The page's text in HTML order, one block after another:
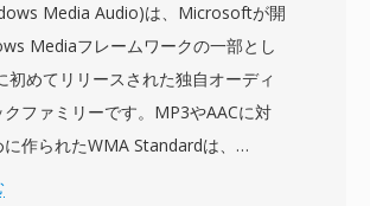
化を組み合わせてオーディオをエンコ
的に豊かなサウンドフィールドを生
拡張バリアントのDTS-HD Master
ビット/192 kHzまでのビットパーフ
のためのロスレス拡張レイヤーを追
な強みには、AVレシーバー、ゲー
Media Audio)は、Microsoftが開
Mediaフレームワークの一部とし
初めてリリースされた独自オーディ
クファミリーです。MP3やAACに対
作られたWMA Standardは、
64 kbpsという低いビットレートで